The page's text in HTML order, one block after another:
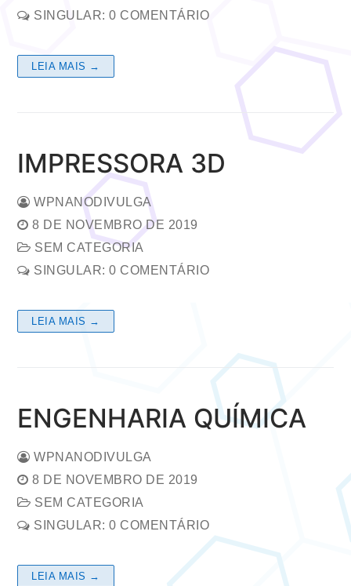
SINGULAR: 0 COMENTÁRIO
LEIA MAIS →
IMPRESSORA 3D
WPNANODIVULGA
8 DE NOVEMBRO DE 2019
SEM CATEGORIA
SINGULAR: 0 COMENTÁRIO
LEIA MAIS →
ENGENHARIA QUÍMICA
WPNANODIVULGA
8 DE NOVEMBRO DE 2019
SEM CATEGORIA
SINGULAR: 0 COMENTÁRIO
LEIA MAIS →